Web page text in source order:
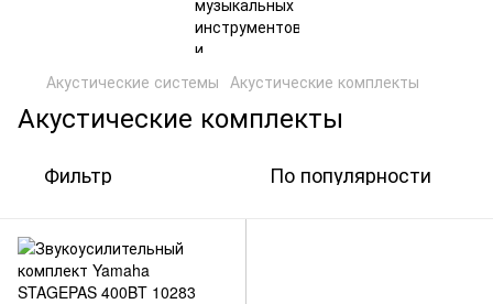
Акустические системы Акустические комплекты
Акустические комплекты
Фильтр По популярности